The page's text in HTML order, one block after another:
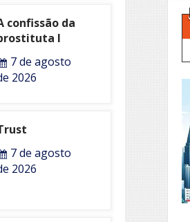
confissão da
I
7 de agosto
2026
7 de agosto
2026